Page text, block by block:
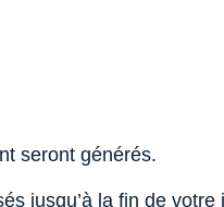
seront générés.
jusqu’à la fin de